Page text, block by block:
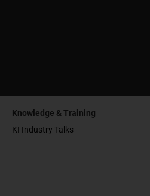
Knowledge & Training
KI Industry Talks